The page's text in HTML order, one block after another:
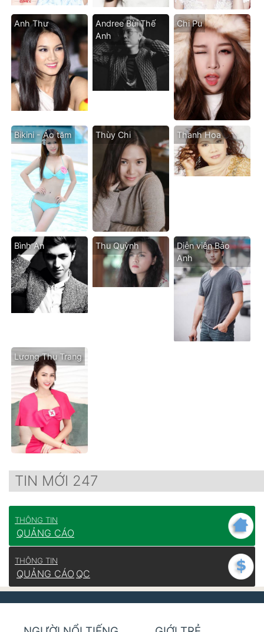
Anh Thư
Andree Bùi Thế
Anh
Chi Pu
Bikini - Áo tăm Thùy Chi Thanh Hoa
Bình An Thu Quỳnh
Diễn viên Bảo
Anh
Lương Thu Trang
TIN MỚI 247
THÔNG TIN
QUẢNG CÁO
THÔNG TIN
QUẢNG CÁO QC